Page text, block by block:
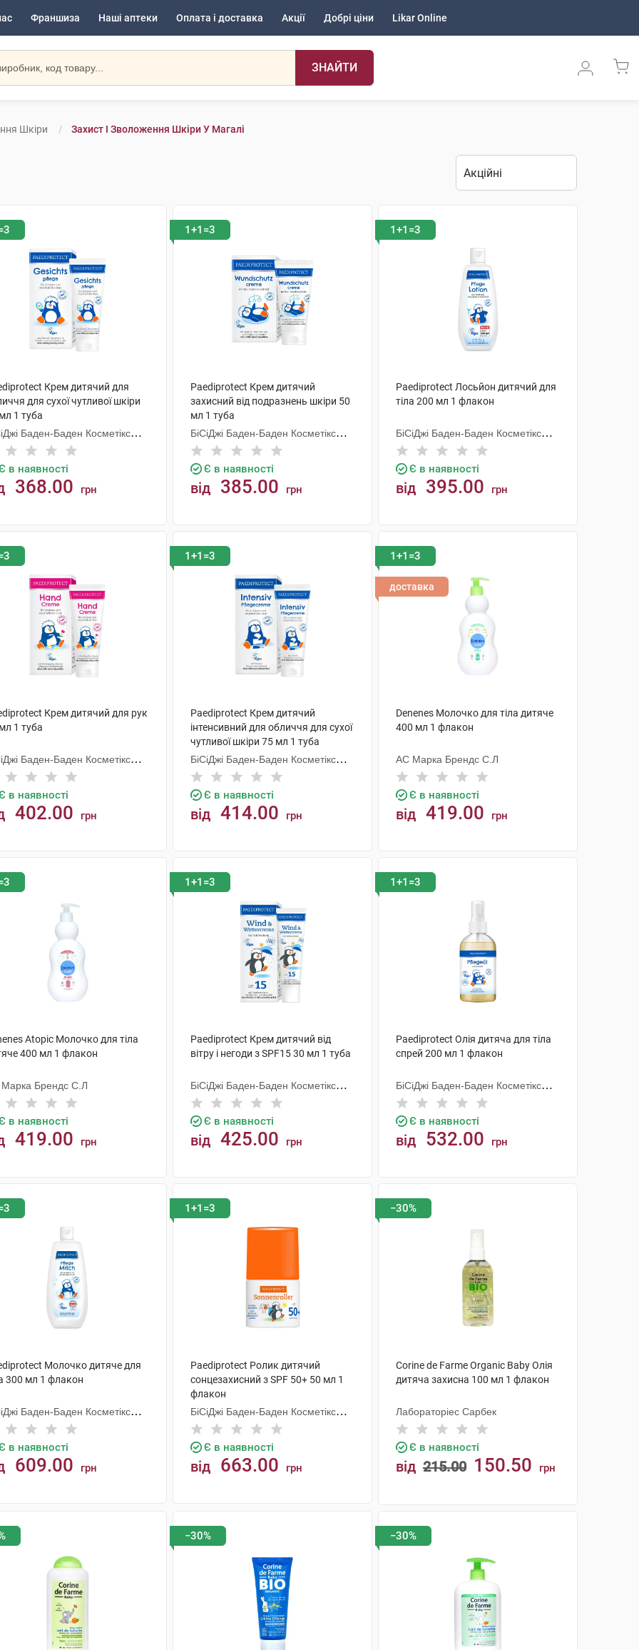
Франшиза Наші аптеки Оплата і доставка Акції Добрі ціни Likar Online
ЗНАЙТИ
Шкіри Захист І Зволоження Шкіри У Магалі
Крем дитячий для
для сухої чутливої шкіри
1 туба
Баден-Баден Косметікс
Гмбх
в наявності
368.00 грн
1+1=3
Paediprotect Крем дитячий
захисний від подразнень шкіри 50
мл 1 туба
БіСіДжі Баден-Баден Косметікс
Груп Гмбх
Є в наявності
від 385.00 грн
1+1=3
Paediprotect Лосьйон дитячий для
тіла 200 мл 1 флакон
БіСіДжі Баден-Баден Косметікс
Груп Гмбх
Є в наявності
від 395.00 грн
Крем дитячий для рук
1 туба
Баден-Баден Косметікс
Гмбх
в наявності
402.00 грн
1+1=3
Paediprotect Крем дитячий
інтенсивний для обличчя для сухої
чутливої шкіри 75 мл 1 туба
БіСіДжі Баден-Баден Косметікс
Груп Гмбх
Є в наявності
від 414.00 грн
1+1=3
доставка
Denenes Молочко для тіла дитяче
400 мл 1 флакон
АС Марка Брендс С.Л
Є в наявності
від 419.00 грн
Atopic Молочко для тіла
400 мл 1 флакон
Брендс С.Л
в наявності
419.00 грн
1+1=3
Paediprotect Крем дитячий від
вітру і негоди з SPF15 30 мл 1 туба
БіСіДжі Баден-Баден Косметікс
Груп Гмбх
Є в наявності
від 425.00 грн
1+1=3
Paediprotect Олія дитяча для тіла
спрей 200 мл 1 флакон
БіСіДжі Баден-Баден Косметікс
Груп Гмбх
Є в наявності
від 532.00 грн
Молочко дитяче для
300 мл 1 флакон
Баден-Баден Косметікс
Гмбх
в наявності
609.00 грн
1+1=3
Paediprotect Ролик дитячий
cонцезахисний з SPF 50+ 50 мл 1
флакон
БіСіДжі Баден-Баден Косметікс
Груп Гмбх
Є в наявності
від 663.00 грн
−30%
Corine de Farme Organic Baby Олія
дитяча захисна 100 мл 1 флакон
Лабораторіес Сарбек
Є в наявності
від 215.00 150.50 грн
−30% −30%